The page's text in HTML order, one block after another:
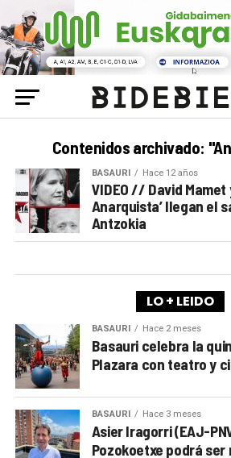
Contenidos archivado:
BASAURI Hace 12 años
VIDEO // David
Anarquista’ llegan el
Antzokia
LO + LEIDO
BASAURI Hace 2 meses
Basauri celebra la
Plazara con teatro y
BASAURI Hace 3 meses
Asier Iragorri (EAJ-
Pozokoetxe podrá